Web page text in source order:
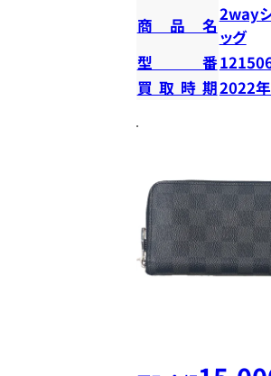
商品名
2way
ッグ
型番
買取時期2022